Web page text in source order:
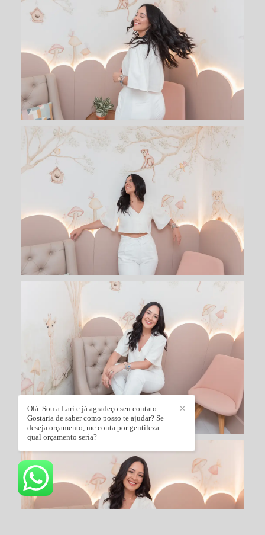
✕
Olá. Sou a Lari e já agradeço seu contato.
Gostaria de saber como posso te ajudar? Se
deseja orçamento, me conta por gentileza
qual orçamento seria?